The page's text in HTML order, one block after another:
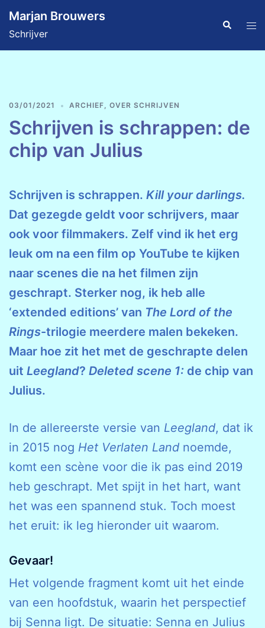
naar
de
inhoud
Marjan Brouwers
Schrijver
Zoeken
03/01/2021 ARCHIEF, OVER SCHRIJVEN
Schrijven is schrappen: de
chip van Julius
Schrijven is schrappen. Kill your darlings.
Dat gezegde geldt voor schrijvers, maar
ook voor filmmakers. Zelf vind ik het erg
leuk om na een film op YouTube te kijken
naar scenes die na het filmen zijn
geschrapt. Sterker nog, ik heb alle
‘extended editions’ van The Lord of the
Rings-trilogie meerdere malen bekeken.
Maar hoe zit het met de geschrapte delen
uit Leegland? Deleted scene 1: de chip van
Julius.
In de allereerste versie van Leegland, dat ik
in 2015 nog Het Verlaten Land noemde,
komt een scène voor die ik pas eind 2019
heb geschrapt. Met spijt in het hart, want
het was een spannend stuk. Toch moest
het eruit: ik leg hieronder uit waarom.
Gevaar!
Het volgende fragment komt uit het einde
van een hoofdstuk, waarin het perspectief
bij Senna ligt. De situatie: Senna en Julius